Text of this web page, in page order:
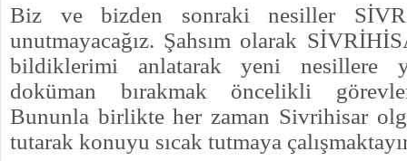
Biz ve bizden sonraki nesiller
unutmayacağız. Şahsım olarak
bildiklerimi anlatarak yeni nesillere
doküman bırakmak öncelikli
Bununla birlikte her zaman Sivrihisar
tutarak konuyu sıcak tutmaya